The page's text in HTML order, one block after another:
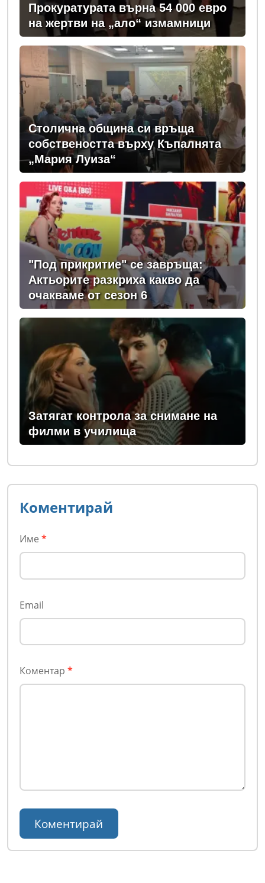
Прокуратурата върна 54 000 евро
на жертви на „ало“ измамници
Столична община си връща
собствеността върху Къпалнята
„Мария Луиза“
"Под прикритие" се завръща:
Актьорите разкриха какво да
очакваме от сезон 6
Затягат контрола за снимане на
филми в училища
Коментирай
Име *
Email
Коментар *